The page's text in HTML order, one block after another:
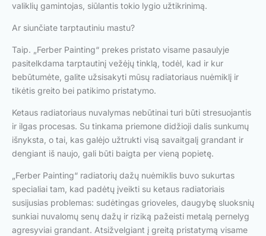
valiklių gamintojas, siūlantis tokio lygio užtikrinimą.
Ar siunčiate tarptautiniu mastu?
Taip. „Ferber Painting“ prekes pristato visame pasaulyje
pasitelkdama tarptautinį vežėjų tinklą, todėl, kad ir kur
bebūtumėte, galite užsisakyti mūsų radiatoriaus nuėmiklį ir
tikėtis greito bei patikimo pristatymo.
Ketaus radiatoriaus nuvalymas nebūtinai turi būti stresuojantis
ir ilgas procesas. Su tinkama priemone didžioji dalis sunkumų
išnyksta, o tai, kas galėjo užtrukti visą savaitgalį grandant ir
dengiant iš naujo, gali būti baigta per vieną popietę.
„Ferber Painting“ radiatorių dažų nuėmiklis buvo sukurtas
specialiai tam, kad padėtų įveikti su ketaus radiatoriais
susijusias problemas: sudėtingas grioveles, daugybę sluoksnių
sunkiai nuvalomų senų dažų ir riziką pažeisti metalą pernelyg
agresyviai grandant. Atsižvelgiant į greitą pristatymą visame